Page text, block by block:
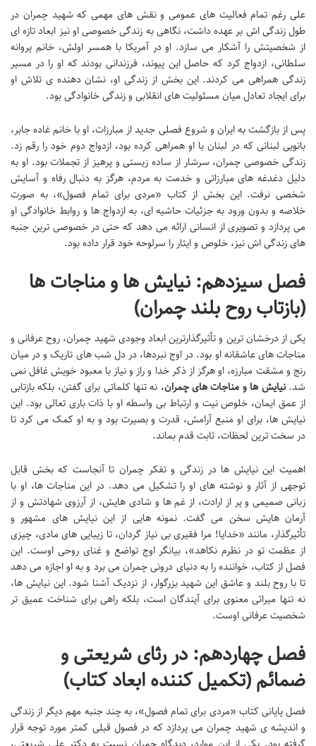
علی رغم تمام فعالیت های عمومی و نقش های مهمی که شهید چمران در
طول زندگی اش بر عهده داشت، نگاهی به زندگی خصوصی او نیز ابعاد تازه ای
از شخصیتش را آشکار می سازد. او در آمریکا با همسر اولش، خانم پروانه
سلطانی، ازدواج کرد که حاصل این پیوند، فرزندانی بودند که او را در مسیر
زندگی همراهی می کردند. این بخش از زندگی او، نشان دهنده ی تلاش او
برای ایجاد تعادل میان مسئولیت های انقلابی و زندگی خانوادگی بود.
پس از بازگشت به ایران و شروع فصلی جدید از مبارزات، او با خانم غاده جابر،
بانویی لبنانی که در لبنان با او همراهی کرده بود، ازدواج دوم خود را رقم زد.
زندگی خصوصی چمران، سرشار از ساده زیستی و پرهیز از تجملات بود. او به
دلیل دغدغه های مبارزاتی و خدمت به مردم، هرگز به دنبال رفاه و آسایش
شخصی نرفت. این بخش از کتاب «مردی برای تمام فصول»، به صورت
خلاصه و بدون ورود به جزئیات حاشیه ای، به ازدواج ها و روابط خانوادگی او
می پردازد و تصویری از انسانی ارائه می دهد که حتی در خصوصی ترین جنبه
های زندگی اش نیز، خلوص و ایثار را سرلوحه خود قرار داده بود.
فصل سیزدهم: نیایش ها و مناجات ها
(بازتاب روح بلند چمران)
یکی از درخشان ترین و تأثیرگذارترین ابعاد وجودی شهید چمران، روح عرفانی و
مناجات های عاشقانه او بود. در اوج نبردها، در دل شب های تاریک و در میان
رنج و مشقت مبارزه، او هرگز از ذکر خدا و راز و نیاز با معبود خویش غافل نمی
شد.نیایش ها و مناجات های چمران، نه تنها کلماتی برای گفتن، بلکه بازتابی
از عمق ایمان، خلوص نیت و ارتباط بی واسطه او با ذات باری تعالی بود. این
نیایش ها، برای او منبع آرامش، قدرت و بصیرت بود و به او کمک می کرد تا
در سخت ترین لحظات، ثابت قدم بماند.
اهمیت این نیایش ها در زندگی و تفکر چمران تا آنجاست که بخش قابل
توجهی از آثار و نوشته های او را تشکیل می دهد. در این مناجات ها، او با
زبانی صمیمی و پر از ارادت، از غم ها و شادی هایش، از آرزوی شهادتش و از
آرمان هایش سخن می گفت. نمونه هایی از این نیایش های مشهور و
تأثیرگذار، مانند «خدایا! مرا فقیری بی نیاز گردان، تا زیبایی های مادی، چیزی
از عظمت تو در نظرم نکاهد»، بیانگر اوج تواضع و غنای روحی اوست. این
فصل از کتاب، خواننده را به دنیای درونی چمران می برد و به او اجازه می دهد
تا با روح بلند و عاشق این شهید بزرگوار، از نزدیک آشنا شود. این نیایش ها،
نه تنها میراثی معنوی برای آیندگان است، بلکه راهی برای شناخت عمیق تر
شخصیت عرفانی اوست.
فصل چهاردهم: در رثای شریعتی و
ضمائم (تکمیل کننده ابعاد کتاب)
فصل پایانی کتاب «مردی برای تمام فصول»، به چند جنبه مهم دیگر از زندگی
و اندیشه ی شهید چمران می پردازد که در فصول قبلی کمتر مورد توجه قرار